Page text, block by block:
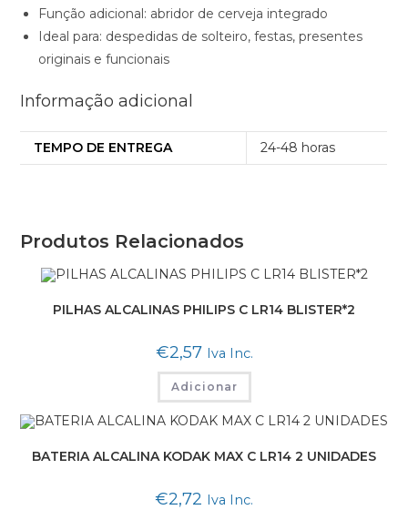
Função adicional: abridor de cerveja integrado
Ideal para: despedidas de solteiro, festas, presentes
originais e funcionais
Informação adicional
TEMPO DE ENTREGA 24-48 horas
Produtos Relacionados
PILHAS ALCALINAS PHILIPS C LR14 BLISTER*2
€2,57 Iva Inc.
Adicionar
BATERIA ALCALINA KODAK MAX C LR14 2 UNIDADES
€2,72 Iva Inc.